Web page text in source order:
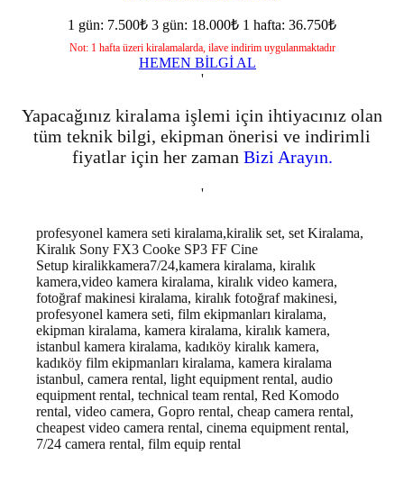
1 gün: 7.500₺ 3 gün: 18.000₺ 1 hafta: 36.750₺
Not: 1 hafta üzeri kiralamalarda, ilave indirim uygulanmaktadır
HEMEN BİLGİ AL
'
Yapacağınız kiralama işlemi için ihtiyacınız olan
tüm teknik bilgi, ekipman önerisi ve indirimli
fiyatlar için her zaman Bizi Arayın.
'
profesyonel kamera seti kiralama,kiralik set, set Kiralama,
Kiralık Sony FX3 Cooke SP3 FF Cine
Setup kiralikkamera7/24,kamera kiralama, kiralık
kamera,video kamera kiralama, kiralık video kamera,
fotoğraf makinesi kiralama, kiralık fotoğraf makinesi,
profesyonel kamera seti, film ekipmanları kiralama,
ekipman kiralama, kamera kiralama, kiralık kamera,
istanbul kamera kiralama, kadıköy kiralık kamera,
kadıköy film ekipmanları kiralama, kamera kiralama
istanbul, camera rental, light equipment rental, audio
equipment rental, technical team rental, Red Komodo
rental, video camera, Gopro rental, cheap camera rental,
cheapest video camera rental, cinema equipment rental,
7/24 camera rental, film equip rental